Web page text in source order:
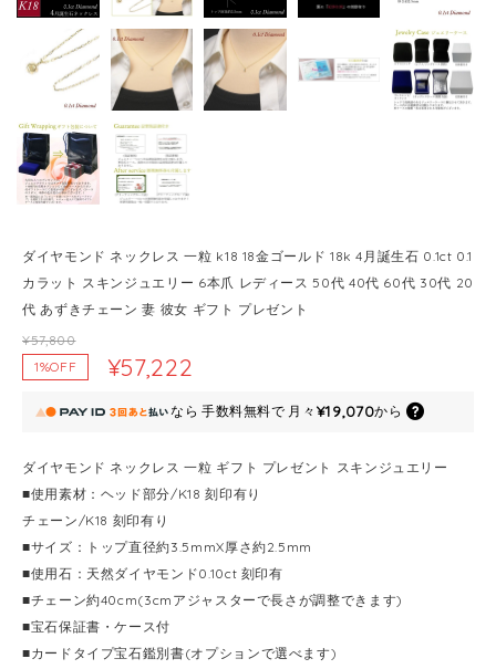
ダイヤモンド ネックレス 一粒 k18 18金ゴールド 18k 4月誕生石 0.1ct 0.1
カラット スキンジュエリー 6本爪 レディース 50代 40代 60代 30代 20
代 あずきチェーン 妻 彼女 ギフト プレゼント
¥57,800
1%OFF
¥57,222
なら 手数料無料で 月々 ¥19,070から
ダイヤモンド ネックレス 一粒 ギフト プレゼント スキンジュエリー
■使用素材：ヘッド部分/K18 刻印有り
チェーン/K18 刻印有り
■サイズ：トップ直径約3.5mmX厚さ約2.5mm
■使用石：天然ダイヤモンド0.10ct 刻印有
■チェーン約40cm(3cmアジャスターで長さが調整できます)
■宝石保証書・ケース付
■カードタイプ宝石鑑別書(オプションで選べます)